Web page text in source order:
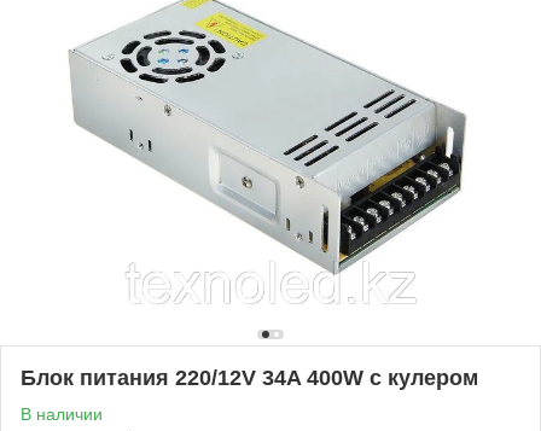
Блок питания 220/12V 34A 400W с кулером
В наличии